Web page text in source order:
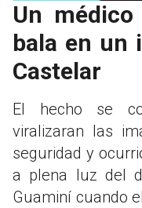
Un
bala en un
Castelar
El hecho se
viralizaran las
seguridad y
a plena luz del
Guaminí cuando